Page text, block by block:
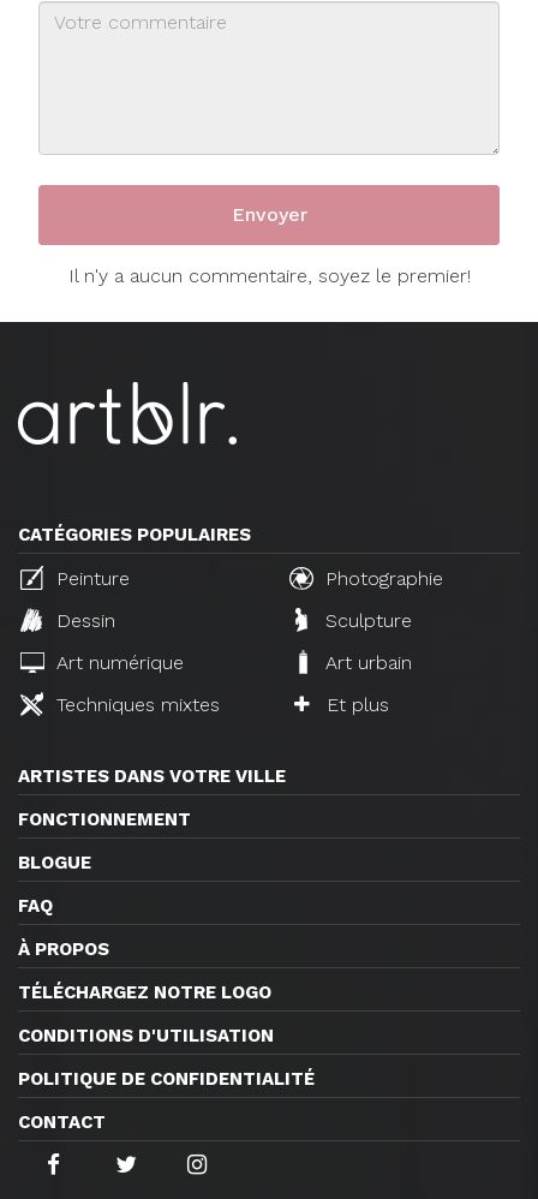
Il n'y a aucun commentaire, soyez le premier!
CATÉGORIES POPULAIRES
Peinture
Photographie
Dessin
Sculpture
Art numérique
Art urbain
Techniques mixtes
Et plus
ARTISTES DANS VOTRE VILLE
FONCTIONNEMENT
BLOGUE
FAQ
À PROPOS
TÉLÉCHARGEZ NOTRE LOGO
CONDITIONS D'UTILISATION
POLITIQUE DE CONFIDENTIALITÉ
CONTACT